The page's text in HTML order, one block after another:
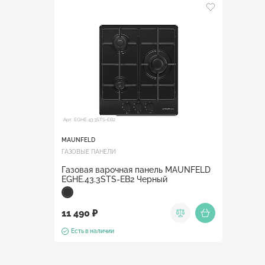
Арт. EGHE.43.3STS-EB2
MAUNFELD
ГАЗОВЫЕ ПАНЕЛИ
Газовая варочная панель MAUNFELD
EGHE.43.3STS-EB2 Черный
11 490 ₽
Есть в наличии